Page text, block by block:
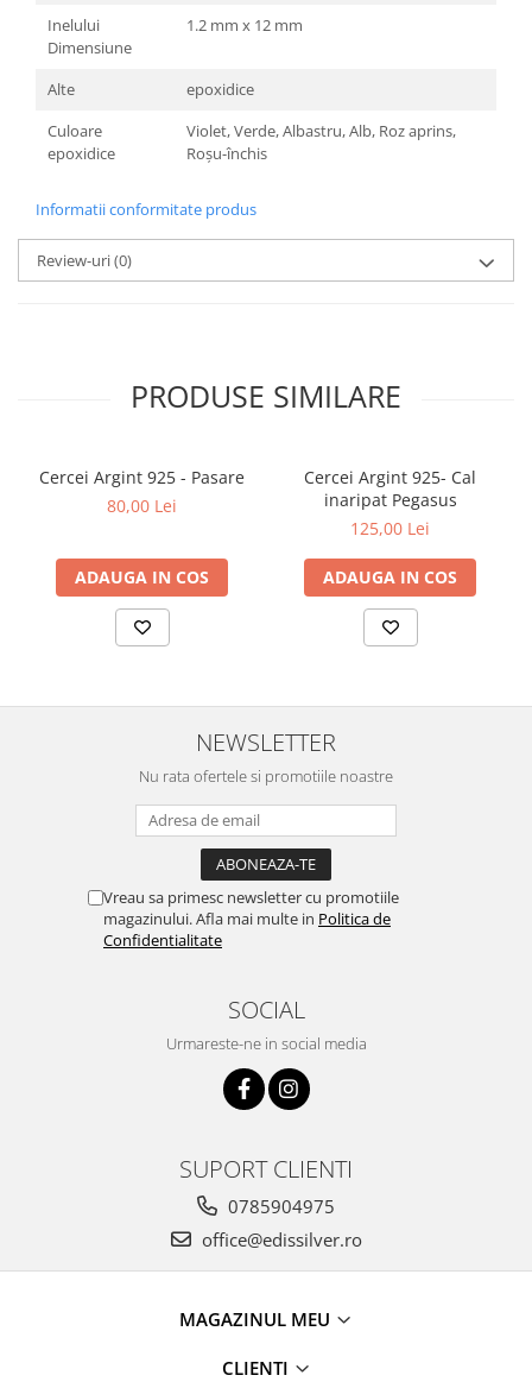
Inelului
Dimensiune
1.2 mm x 12 mm
Alte
epoxidice
Culoare
epoxidice
Violet, Verde, Albastru, Alb, Roz aprins,
Roșu-închis
Informatii conformitate produs
Review-uri(0)
PRODUSE SIMILARE
Cercei Argint 925 - Pasare
80,00 Lei
ADAUGA IN COS
Cercei Argint 925- Cal
inaripat Pegasus
125,00 Lei
ADAUGA IN COS
NEWSLETTER
Nu rata ofertele si promotiile noastre
Vreau sa primesc newsletter cu promotiile
magazinului. Afla mai multe in Politica de
Confidentialitate
SOCIAL
Urmareste-ne in social media
SUPORT CLIENTI
0785904975
office@edissilver.ro
MAGAZINUL MEU
CLIENTI